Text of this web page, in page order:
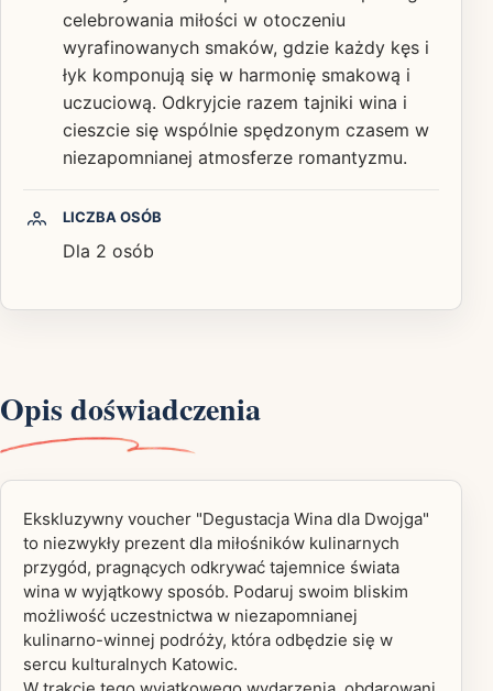
celebrowania miłości w otoczeniu
wyrafinowanych smaków, gdzie każdy kęs i
łyk komponują się w harmonię smakową i
uczuciową. Odkryjcie razem tajniki wina i
cieszcie się wspólnie spędzonym czasem w
niezapomnianej atmosferze romantyzmu.
LICZBA OSÓB
Dla 2 osób
Opis doświadczenia
Ekskluzywny voucher "Degustacja Wina dla Dwojga"
to niezwykły prezent dla miłośników kulinarnych
przygód, pragnących odkrywać tajemnice świata
wina w wyjątkowy sposób. Podaruj swoim bliskim
możliwość uczestnictwa w niezapomnianej
kulinarno-winnej podróży, która odbędzie się w
sercu kulturalnych Katowic.